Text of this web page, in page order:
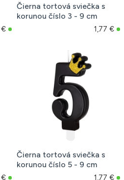
€
Čierna tortová sviečka s
korunou číslo 3 - 9 cm
1,77 €
€
Čierna tortová sviečka s
korunou číslo 5 - 9 cm
1,77 €